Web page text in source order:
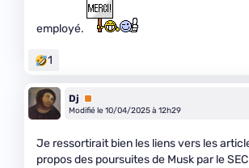
employé.
1
Dj
Premium
Modifié le 10/04/2025 à 12h29
Je ressortirait bien les liens vers les
propos des poursuites de Musk par le